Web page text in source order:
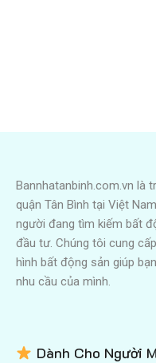
Bannhatanbinh.com.vn là
quận Tân Bình tại Việt
người đang tìm kiếm bất
đầu tư. Chúng tôi cung
hình bất động sản giúp
nhu cầu của mình.
Dành Cho Người